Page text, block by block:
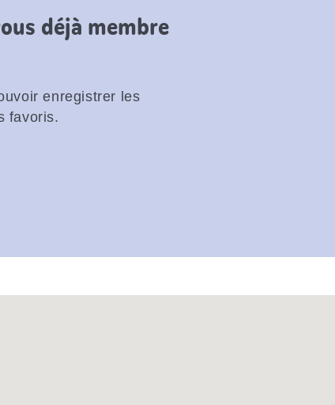
déjà membre
enregistrer les
favoris.